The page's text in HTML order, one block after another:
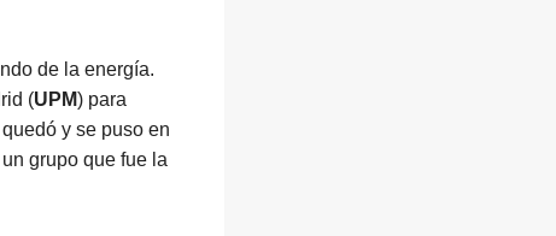
de la energía.
(UPM) para
y se puso en
grupo que fue la